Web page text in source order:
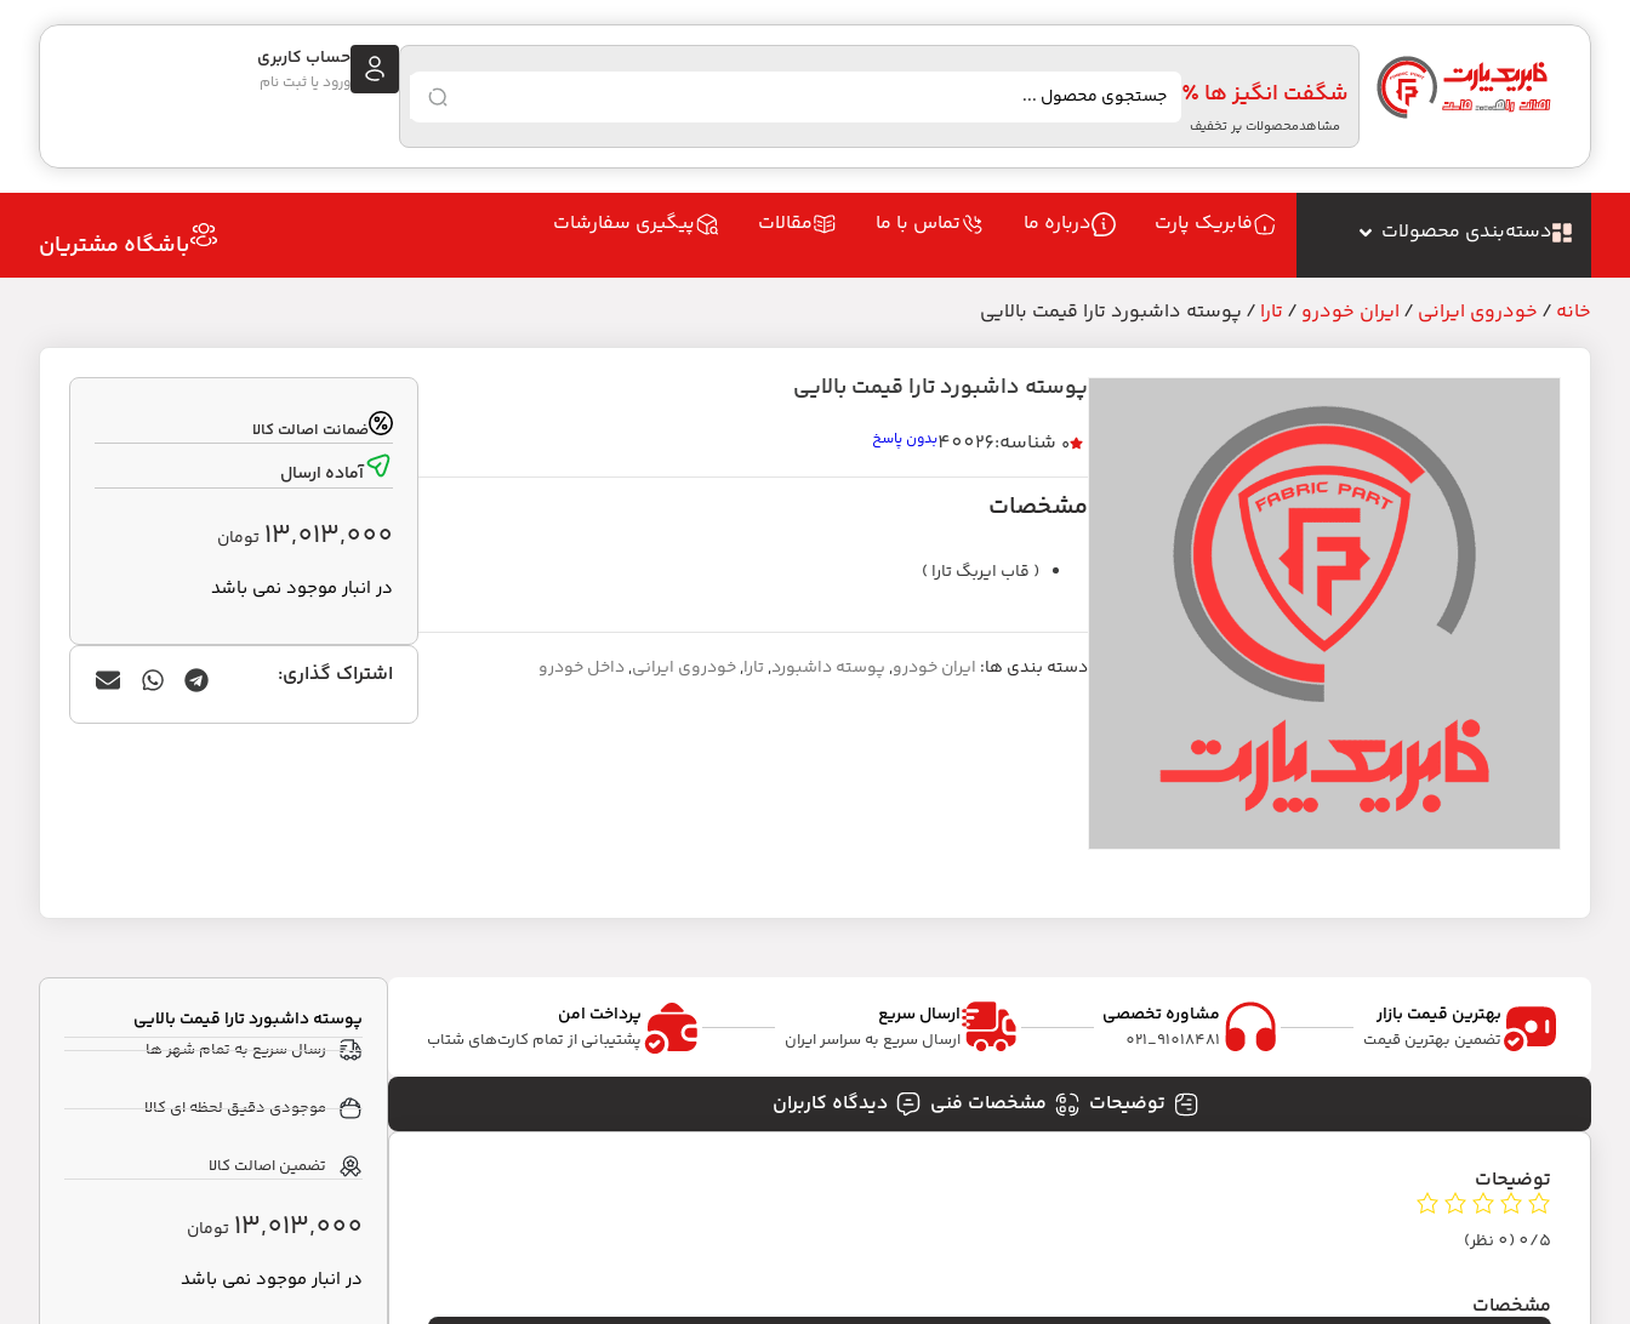
شگفت انگیز ها ٪
مشاهدمحصولات پر تخفیف
حساب کاربری
ورود یا ثبت نام
دسته‌بندی محصولات فابریک پارت درباره ما تماس با ما مقالات پیگیری سفارشات
باشگاه مشتریان
خانه / خودروی ایرانی / ایران خودرو / تارا / پوسته داشبورد تارا قیمت بالایی
پوسته داشبورد تارا قیمت بالایی
0 شناسه:40026 بدون پاسخ
مشخصات
( قاب ایربگ تارا )
دسته بندی ها: ایران خودرو,پوسته داشبورد,تارا,خودروی ایرانی,داخل خودرو
ضمانت اصالت کالا
آماده ارسال
13,013,000 تومان
در انبار موجود نمی باشد
اشتراک گذاری:
بهترین قیمت بازار
تضمین بهترین قیمت
مشاوره تخصصی
91018481_021
ارسال سریع
ارسال سریع به سراسر ایران
پرداخت امن
پشتیبانی از تمام کارت‌های شتاب
توضیحات مشخصات فنی دیدگاه کاربران
توضیحات
0/5 (0 نظر)
مشخصات
پوسته داشبورد تارا قیمت بالایی
رسال سریع به تمام شهر ها
موجودی دقیق لحظه ای کالا
تضمین اصالت کالا
13,013,000 تومان
در انبار موجود نمی باشد